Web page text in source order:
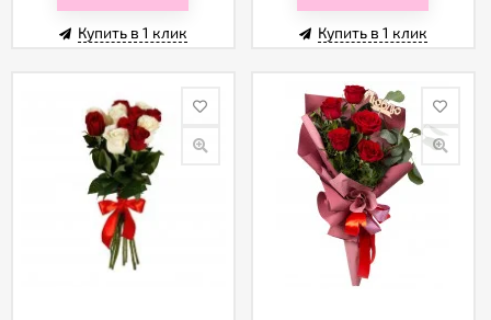
Купить в 1 клик Купить в 1 клик